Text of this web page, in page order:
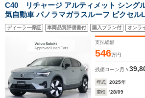
C40 リチャージ アルティメット シング
気自動車 パノラマガラスルーフ ピクセル
載 ドラレコ harman/kardon ステアリン
ー 前後シートヒーター パワーテールゲー
セージグリーンプレミアムメタリック
ディーラー保証 車両品質評価書付 購入プラン付 オンラ
支払総額
546万円
残価ローン 月々
年式 2025年
車検
'28/09